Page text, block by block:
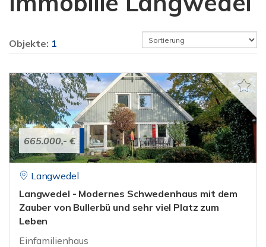
Objekte: 1
665.000,- €
Langwedel
Langwedel - Modernes Schwedenhaus mit dem
Zauber von Bullerbü und sehr viel Platz zum
Leben
Einfamilienhaus